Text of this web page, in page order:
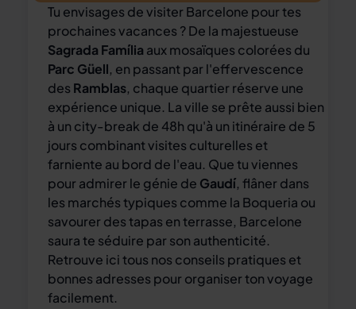
Tu envisages de visiter Barcelone pour tes
prochaines vacances ? De la majestueuse
Sagrada Família aux mosaïques colorées du
Parc Güell, en passant par l'effervescence
des Ramblas, chaque quartier réserve une
expérience unique. La ville se prête aussi bien
à un city-break de 48h qu'à un itinéraire de 5
jours combinant visites culturelles et
farniente au bord de l'eau. Que tu viennes
pour admirer le génie de Gaudí, flâner dans
les marchés typiques comme la Boqueria ou
savourer des tapas en terrasse, Barcelone
saura te séduire par son authenticité.
Retrouve ici tous nos conseils pratiques et
bonnes adresses pour organiser ton voyage
facilement.